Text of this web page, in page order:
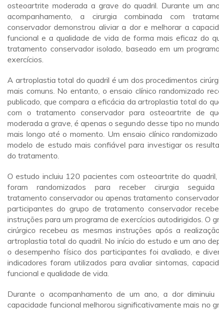
osteoartrite moderada a grave do quadril. Durante um
acompanhamento, a cirurgia combinada com
conservador demonstrou aliviar a dor e melhorar a
funcional e a qualidade de vida de forma mais eficaz do
tratamento conservador isolado, baseado em um
exercícios.
A artroplastia total do quadril é um dos procedimentos
mais comuns. No entanto, o ensaio clínico randomizado
publicado, que compara a eficácia da artroplastia total do
com o tratamento conservador para osteoartrite de
moderada a grave, é apenas o segundo desse tipo no
mais longo até o momento. Um ensaio clínico
modelo de estudo mais confiável para investigar os
do tratamento.
O estudo incluiu 120 pacientes com osteoartrite do quadril,
foram randomizados para receber cirurgia
tratamento conservador ou apenas tratamento
participantes do grupo de tratamento conservador
instruções para um programa de exercícios autodirigidos. O
cirúrgico recebeu as mesmas instruções após a
artroplastia total do quadril. No início do estudo e um ano
o desempenho físico dos participantes foi avaliado, e
indicadores foram utilizados para avaliar sintomas,
funcional e qualidade de vida.
Durante o acompanhamento de um ano, a dor
capacidade funcional melhorou significativamente mais no